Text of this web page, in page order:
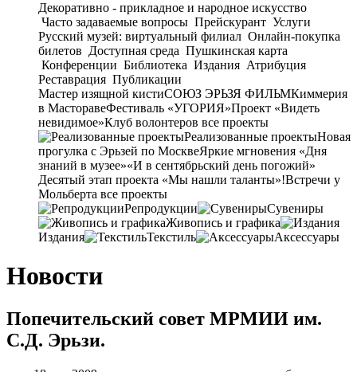
Декоративно - прикладное и народное искусство
Часто задаваемые вопросы Прейскурант Услуги
Русский музей: виртуальный филиал Онлайн-покупка
билетов Доступная среда Пушкинская карта
Конференции Библиотека Издания Атрибуция
Реставрация Публикации
Мастер изящной кистиСОЮЗ ЭРЬЗЯ ФИЛЬМКиммерия
в МасторавеФестиваль «УГОРИЯ»Проект «Видеть
невидимое»Клуб волонтеров все проекты
Реализованные проектыНовая
прогулка с Эрьзей по МосквеЯркие мгновения «Дня
знаний в музее»«И в сентябрьский день погожий»
Десятый этап проекта «Мы нашли таланты»!Встречи у
Мольберта все проекты
Репродукции
Сувениры
Живопись и графика
Издания
Текстиль Аксессуары
Новости
Попечительский совет МРМИИ им.
С.Д. Эрьзи.